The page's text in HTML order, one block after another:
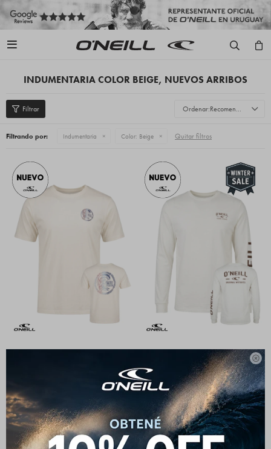


INDUMENTARIA COLOR BEIGE, NUEVOS ARRIBOS
Recomendados
Filtrando por: Indumentaria Color: Beige Quitar filtros
Remera Manga Larga O'Neill
Essential - Crema
$1.272 $ 1.590